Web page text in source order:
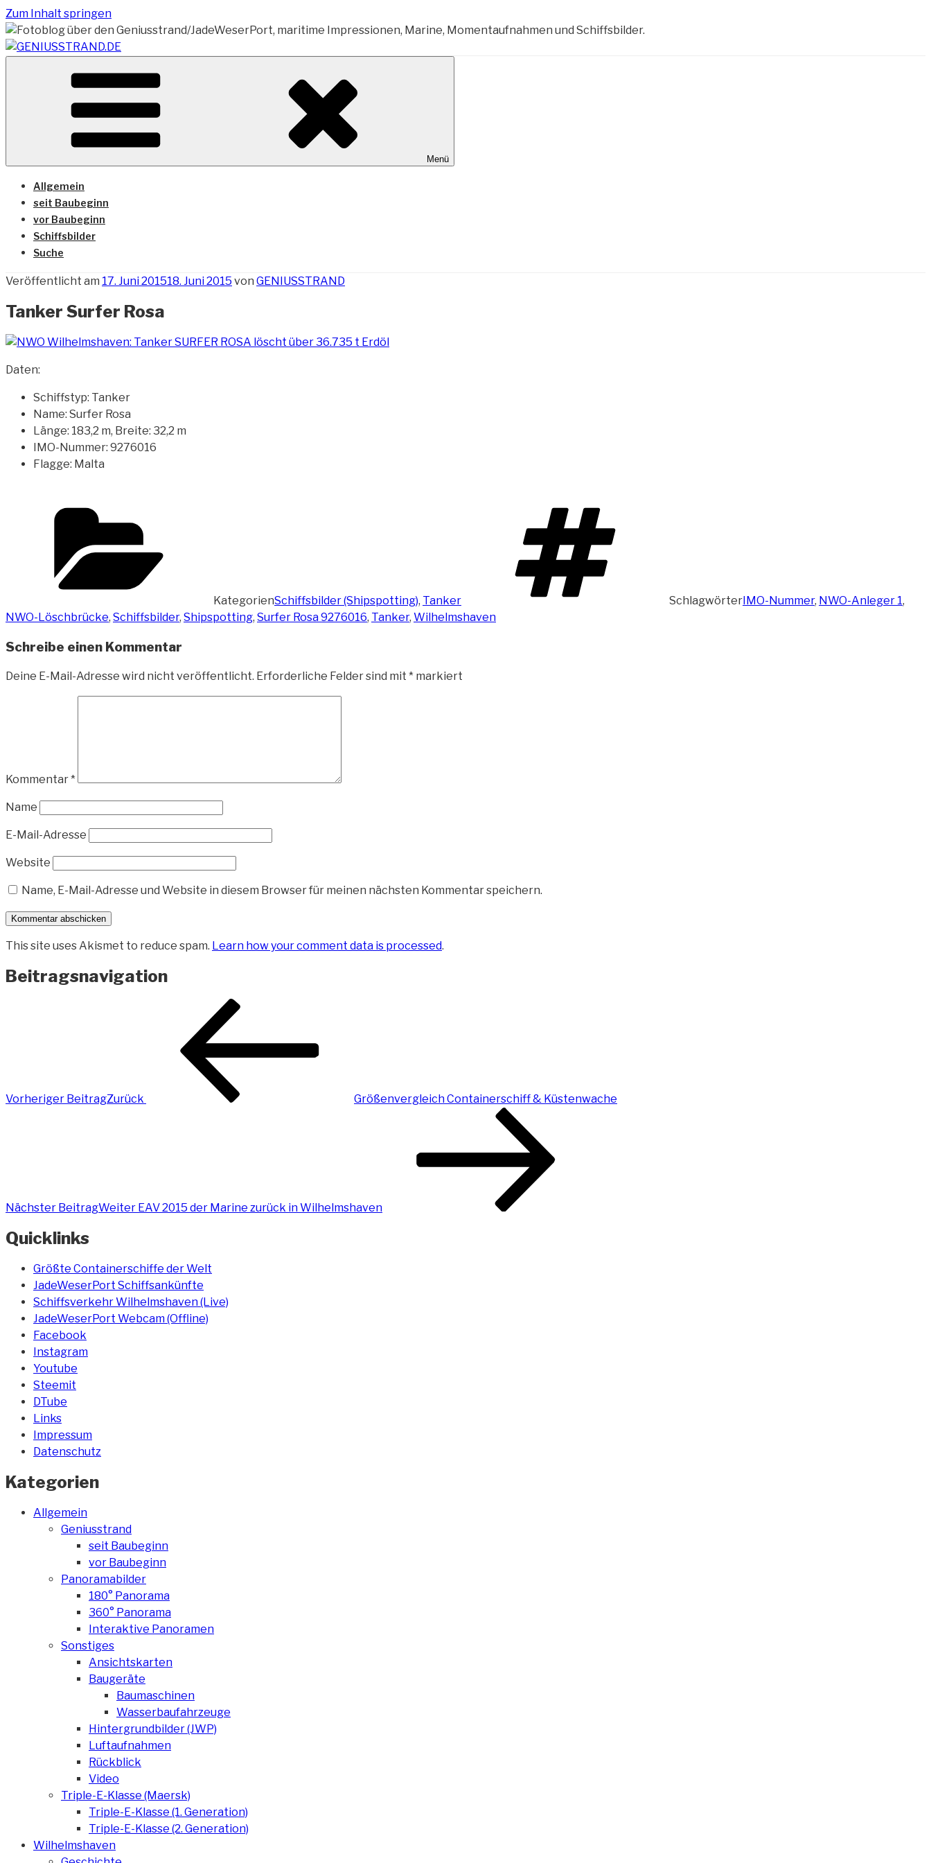
Zum Inhalt springen
GENIUSSTRAND.DE
Vom Geniusstrand zum JadeWeserPort/Container Terminal Wilhelmshaven
Menü
Allgemein
seit Baubeginn
vor Baubeginn
Schiffsbilder
Suche
Veröffentlicht am 17. Juni 201518. Juni 2015 von GENIUSSTRAND
Tanker Surfer Rosa
Daten:
Schiffstyp: Tanker
Name: Surfer Rosa
Länge: 183,2 m, Breite: 32,2 m
IMO-Nummer: 9276016
Flagge: Malta
KategorienSchiffsbilder (Shipspotting), Tanker SchlagwörterIMO-Nummer, NWO-Anleger 1,
NWO-Löschbrücke, Schiffsbilder, Shipspotting, Surfer Rosa 9276016, Tanker, Wilhelmshaven
Schreibe einen Kommentar
Deine E-Mail-Adresse wird nicht veröffentlicht. Erforderliche Felder sind mit * markiert
Kommentar*
Name
E-Mail-Adresse
Website
Name, E-Mail-Adresse und Website in diesem Browser für meinen nächsten Kommentar speichern.
This site uses Akismet to reduce spam. Learn how your comment data is processed.
Beitragsnavigation
Vorheriger BeitragZurück Größenvergleich Containerschiff & Küstenwache
Nächster BeitragWeiter EAV 2015 der Marine zurück in Wilhelmshaven
Quicklinks
Größte Containerschiffe der Welt
JadeWeserPort Schiffsankünfte
Schiffsverkehr Wilhelmshaven (Live)
JadeWeserPort Webcam (Offline)
Facebook
Instagram
Youtube
Steemit
DTube
Links
Impressum
Datenschutz
Kategorien
Allgemein
Geniusstrand
seit Baubeginn
vor Baubeginn
Panoramabilder
180° Panorama
360° Panorama
Interaktive Panoramen
Sonstiges
Ansichtskarten
Baugeräte
Baumaschinen
Wasserbaufahrzeuge
Hintergrundbilder (JWP)
Luftaufnahmen
Rückblick
Video
Triple-E-Klasse (Maersk)
Triple-E-Klasse (1. Generation)
Triple-E-Klasse (2. Generation)
Wilhelmshaven